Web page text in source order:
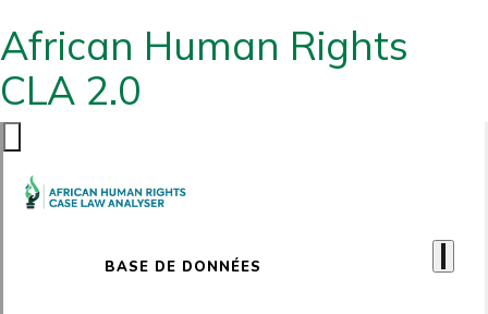
African Human Rights
CLA 2.0
BASE DE DONNÉES